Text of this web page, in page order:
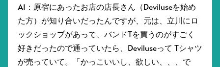
AI：原宿にあったお店の店長さん（Deviluseを始め
た方）が知り合いだったんですが、元は、立川にロ
ックショップがあって、バンドTを買うのがすごく
好きだったので通っていたら、Deviluseって Tシャツ
が売っていて。「かっこいいし、欲しい、、、で